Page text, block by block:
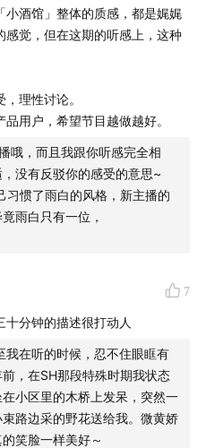
公学，由亨利六世于 1440
立学校伊顿公学宣布，新入
的诺基亚功能机，该政策目
及其心理影响从一代人传递
理文字的最小单位。
埃克森美孚创始人，十九世
石油大王」。
斯·恺撒·奥古斯都，罗马帝国
小酒馆」整体的质感，都是娓娓
感觉，但在这期的听感上，这种
理性讨论。
用户，希望节目越做越好。
哦，而且我跟你听感完全相
没有反驳你的感受的意思~
习惯了雨白的风格，新主播的
雨白只有一位，
7
分钟的描述很打动人
我在听的时候，忍不住眼眶有
，在SH那段特殊时期我状态
小区里的木桥上发呆，突然一
路边采的野花送给我。微黄娇
笑脸一样美好～